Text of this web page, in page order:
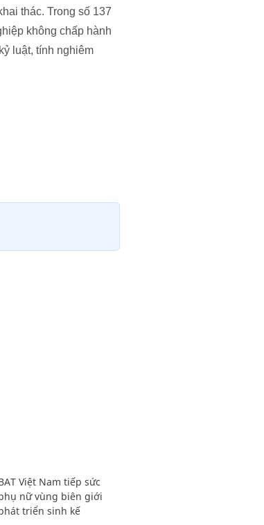
thác. Trong số 137
không chấp hành
luật, tính nghiêm
Việt Nam tiếp sức
nữ vùng biên giới
triển sinh kế